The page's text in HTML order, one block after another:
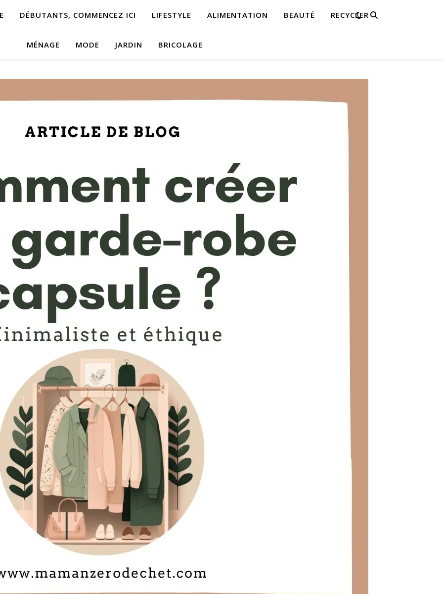
DÉBUTANTS, COMMENCEZ ICI LIFESTYLE ALIMENTATION BEAUTÉ RECYCLER
MÉNAGE MODE JARDIN BRICOLAGE